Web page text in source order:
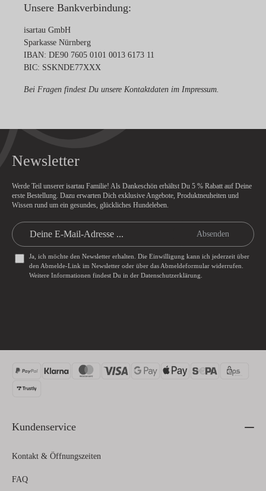
Unsere Bankverbindung:
isartau GmbH
Sparkasse Nürnberg
IBAN: DE90 7605 0101 0013 6173 11
BIC: SSKNDE77XXX
Bei Fragen findest Du unsere Kontaktdaten im Impressum
Newsletter
Werde Teil unserer isartau Familie! Als Dankeschön erhältst Du 5 % Rabatt auf Deine
erste Bestellung. Dazu erwarten Dich exklusive Angebote, Produktneuheiten und
Wissen rund um ein gesundes, glückliches Hundeleben.
Absenden
Ja, ich möchte den Newsletter erhalten. Die Einwilligung kann ich jederzeit über
den Abmelde-Link im Newsletter oder über das Abmeldeformularwiderrufen.
Weitere Informationen findest Du in der Datenschutzerklärung
Kundenservice
Kontakt & Öffnungszeiten
FAQ